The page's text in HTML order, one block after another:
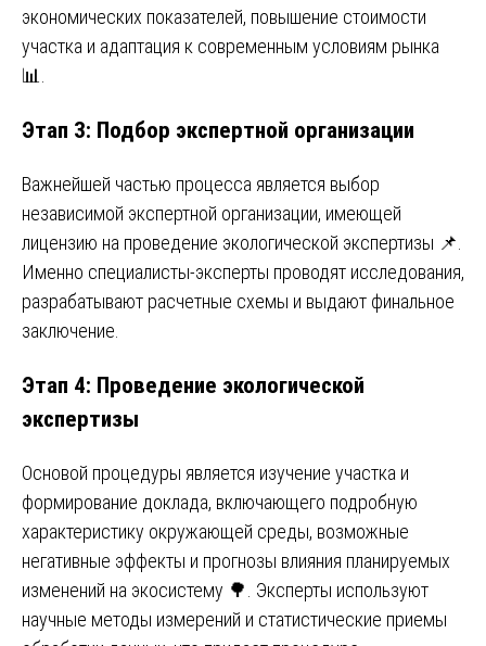
экономических показателей, повышение стоимости
участка и адаптация к современным условиям рынка
📊.
Этап 3: Подбор экспертной организации
Важнейшей частью процесса является выбор
независимой экспертной организации, имеющей
лицензию на проведение экологической экспертизы 📌.
Именно специалисты-эксперты проводят исследования,
разрабатывают расчетные схемы и выдают финальное
заключение.
Этап 4: Проведение экологической
экспертизы
Основой процедуры является изучение участка и
формирование доклада, включающего подробную
характеристику окружающей среды, возможные
негативные эффекты и прогнозы влияния планируемых
изменений на экосистему 🌳. Эксперты используют
научные методы измерений и статистические приемы